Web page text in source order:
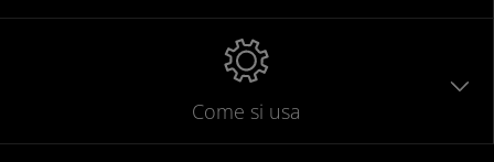
Come si usa